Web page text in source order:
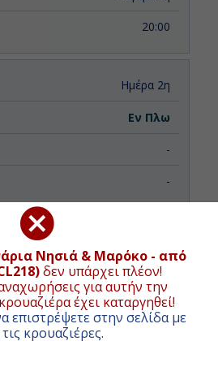
Νησιά & Μαρόκο - από
δεν υπάρχει πλέον!
για αυτήν την
έχει καταργηθεί!
επιστρέψετε στην σελίδα με
κρουαζιέρες.
20:00
Ημέρα 2η
Εν Πλω
-
-
Κρουζ-Τενερίφη (Κανάρια
Νησιά), Ισπανία
9:00
κρουαζιέρας:2439ναυτικά μίλια
(4518χλμ.)